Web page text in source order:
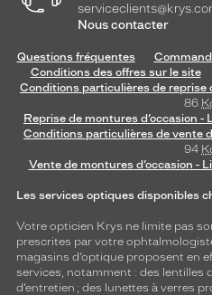
Nous contacter
Questions fréquentes
Conditions des offres sur le site
Conditions particulières de reprise
86
Reprise de montures d’occasion
Conditions particulières de vente
94
Vente de montures d’occasion -
Les services optiques disponibles
Votre opticien Krys ne limite pas
prescrites par votre
magasins d’optique proposent en
services, notamment : des lentilles
d’entretien ; des lunettes à verres